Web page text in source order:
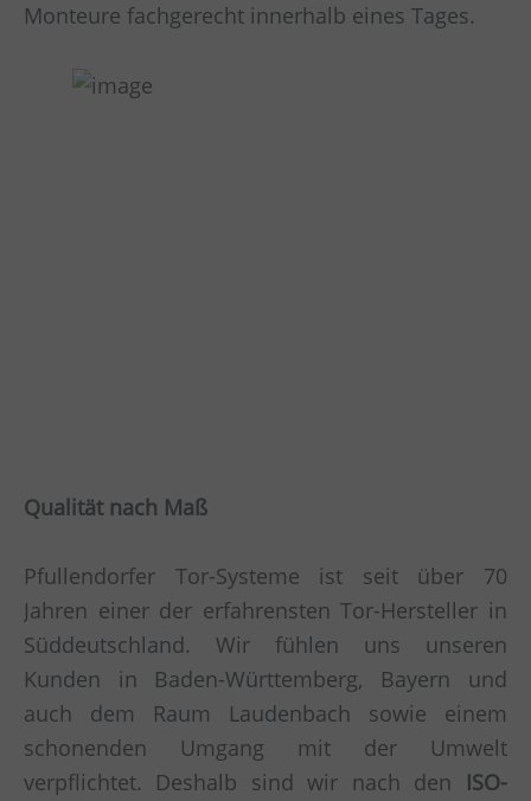
Monteure fachgerecht innerhalb eines Tages.
Qualität nach Maß
Pfullendorfer Tor-Systeme ist seit über 70
Jahren einer der erfahrensten Tor-Hersteller in
Süddeutschland. Wir fühlen uns unseren
Kunden in Baden-Württemberg, Bayern und
auch dem Raum Laudenbach sowie einem
schonenden Umgang mit der Umwelt
verpflichtet. Deshalb sind wir nach den ISO-